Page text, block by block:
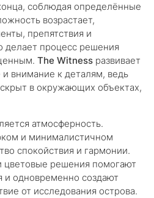
соблюдая определённые
возрастает,
препятствия и
делает процесс решения
The Witness развивает
внимание к деталям, ведь
в окружающих объектах,
атмосферность.
и минималистичном
спокойствия и гармонии.
цветовые решения помогают
и одновременно создают
от исследования острова.